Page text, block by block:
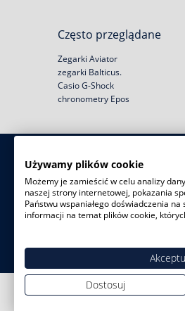
Często przeglądane
Zegarki Aviator
zegarki Balticus.
Casio G-Shock
chronometry Epos
Zakupy
Zwroty i wymiany
Negocjacja ceny
Rabat na start!
Używamy plików cookie
Możemy je zamieścić w celu analizy
naszej strony internetowej, pokazania
Państwu wspaniałego doświadczenia
informacji na temat plików cookie,
Dostosuj